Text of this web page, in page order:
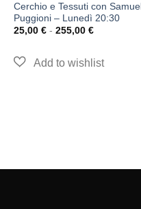
Cerchio e Tessuti con Samuel
Puggioni – Lunedì 20:30
25,00 € - 255,00 €